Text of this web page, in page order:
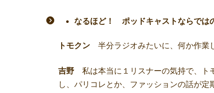
なるほど！ ポッドキャストならでは
トモクン 半分ラジオみたいに、何か作業
吉野 私は本当に１リスナーの気持で、ト
し、パリコレとか、ファッションの話が